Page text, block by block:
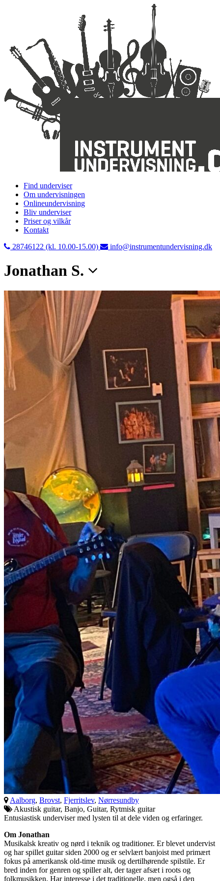
Find underviser
Om undervisningen
Onlineundervisning
Bliv underviser
Priser og vilkår
Kontakt
28746122 (kl. 10.00-15.00)
info@instrumentundervisning.dk
Jonathan S.
Aalborg, Brovst, Fjerritslev, Nørresundby
Akustisk guitar, Banjo, Guitar, Rytmisk guitar
Entusiastisk underviser med lysten til at dele viden og erfaringer.
Om Jonathan
Musikalsk kreativ og nørd i teknik og traditioner. Er blevet undervist
og har spillet guitar siden 2000 og er selvlært banjoist med primært
fokus på amerikansk old-time musik og dertilhørende spilstile. Er
bred inden for genren og spiller alt, der tager afsæt i roots og
folkmusikken. Har interesse i det traditionelle, men også i den